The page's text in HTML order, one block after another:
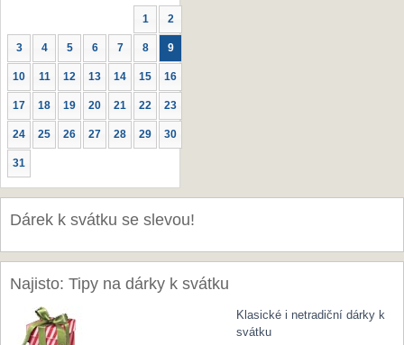
1 2
3 4 5 6 7 8 9
10 11 12 13 14 15 16
17 18 19 20 21 22 23
24 25 26 27 28 29 30
31
Dárek k svátku se slevou!
Najisto: Tipy na dárky k svátku
Klasické i netradiční dárky k
svátku